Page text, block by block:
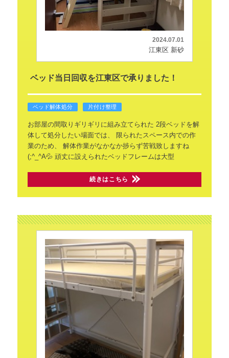
2024.07.01
江東区 新砂
ベッド当日回収を江東区で承りました！
ベッド解体処分 片付け整理
お部屋の間取りギリギリに組み立てられた 2段ベッドを解
体して処分したい場面では、
限られたスペース内での作
業のため、
解体作業がなかなか捗らず苦戦致しますね
(;^_^A💦 頑丈に設えられたベッドフレームは大型
続きはこちら